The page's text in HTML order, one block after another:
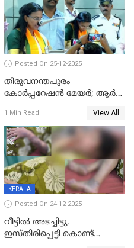
Posted On 25-12-2025
തിരുവനന്തപുരം
കോര്‍പ്പറേഷന്‍ മേയർ; ആര്‍
1 Min Read View All
KERALA
Posted On 24-12-2025
വീട്ടിൽ അടച്ചിട്ടു,
ഇസ്തിരിപ്പെട്ടി കൊണ്ട്